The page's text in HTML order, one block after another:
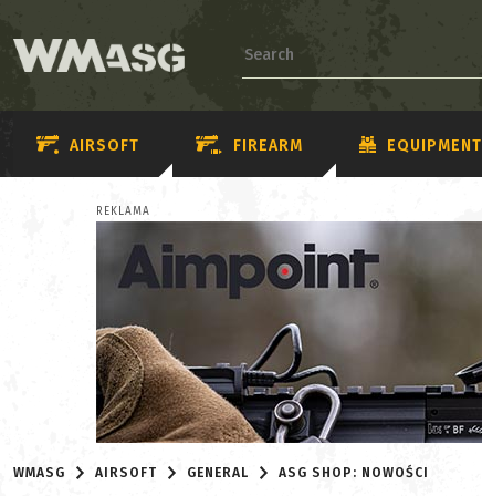
AIRSOFT FIREARM EQUIPMENT
REKLAMA
WMASG AIRSOFT GENERAL ASG SHOP: NOWOŚCI